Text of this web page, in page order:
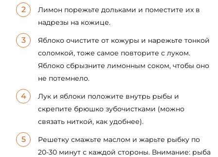
Лимон порежьте дольками и поместите их в
надрезы на кожице.
Яблоко очистите от кожуры и нарежьте тонкой
соломкой, тоже самое повторите с луком.
Яблоко сбрызните лимонным соком, чтобы оно
не потемнело.
Лук и яблоки положите внутрь рыбы и
скрепите брюшко зубочистками (можно
связать ниткой, как удобнее).
Решетку смажьте маслом и жарьте рыбку по
20-30 минут с каждой стороны. Внимание: рыба